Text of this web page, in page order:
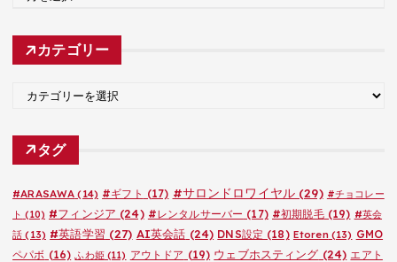
カ
カテゴリー
ゴ
タグ
#ARASAWA (14) #ギフト (17) #サロンドロワイヤル(29) #チョコレー
ト (10) #フィンジア (24) #レンタルサーバー (17) #初期脱毛(19) #英会
話 (13) #英語学習 (27) AI英会話 (24) DNS設定 (18) Etoren(13) GMO
ペパボ (16) ふわ姫(11) アウトドア (19) ウェブホスティング (24) エアト